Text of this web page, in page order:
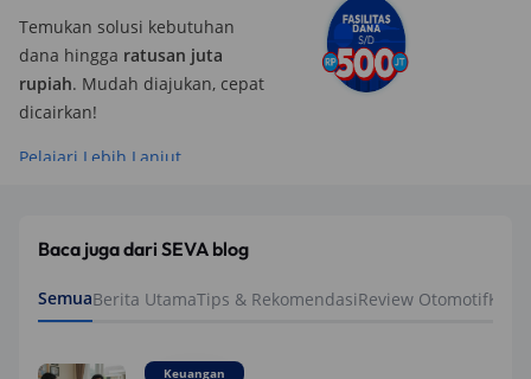
Temukan solusi kebutuhan
dana hingga ratusan juta
rupiah. Mudah diajukan, cepat
dicairkan!
Pelajari Lebih Lanjut
Baca juga dari SEVA blog
SemuaBerita UtamaTips & RekomendasiReview Otomotif
Keuangan